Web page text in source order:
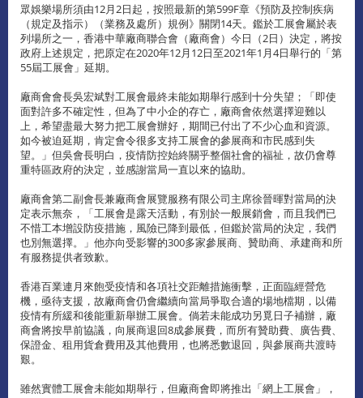
眾娛樂場所須由12月2日起，按照最新的第599F章《預防及控制疾病
（規定及指示）（業務及處所）規例》關閉14天。鑑於工展會屬於表
列場所之一，香港中華廠商聯合會（廠商會）今日（2日）決定，將按
政府上述規定，把原定在2020年12月12日至2021年1月4日舉行的「第
55屆工展會」延期。
廠商會會長吳宏斌對工展會最終未能如期舉行感到十分失望；「即使
面對許多不確定性，但為了中小企的存亡，廠商會依然選擇迎難以
上，希望盡最大努力把工展會辦好，期間已付出了不少心血和資源。
如今被迫延期，肯定會令很多支持工展會的參展商和市民感到失
望。」但吳會長明白，疫情防控始終關乎整個社會的福祉，故仍會尊
重特區政府的決定，並感謝當局一直以來的協助。
廠商會第二副會長兼廠商會展覽服務有限公司主席徐晉暉對當局的決
定表示無奈，「工展會是露天活動，有別於一般展銷會，而且我們已
不惜工本增設防疫措施，風險已降到最低，但鑑於當局的決定，我們
也別無選擇。」他亦向受影響的300多家參展商、贊助商、承建商和所
有服務提供者致歉。
香港百業連月來飽受疫情和各項社交距離措施衝擊，正面臨經營危
機，亟待支援，故廠商會仍會繼續向當局爭取合適的場地檔期，以備
疫情有所緩和後能重新舉辦工展會。倘若未能成功另覓日子補辦，廠
商會將按早前協議，向展商退回8成參展費，而所有贊助費、廣告費、
保證金、租用貨倉費用及其他費用，也將悉數退回，與參展商共渡時
艱。
雖然實體工展會未能如期舉行，但廠商會即將推出「網上工展會」，